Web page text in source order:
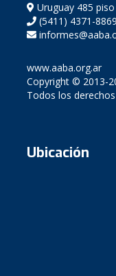
Uruguay 485
(5411) 4371-
www.aaba.org.ar
Copyright © 2013-
Todos los
Ubicación